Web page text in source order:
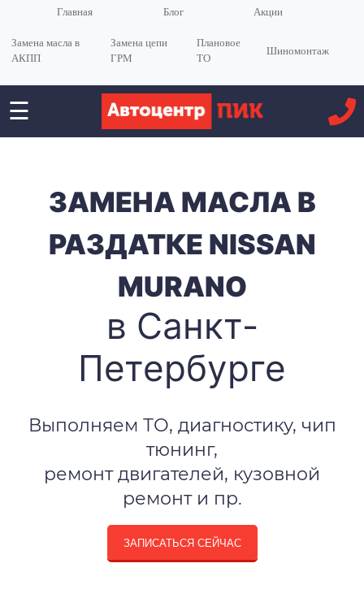
Главная Блог Акции
Замена масла в
АКПП
Замена цепи
ГРМ
Плановое
ТО
Шиномонтаж
☰
ЗАМЕНА МАСЛА В
РАЗДАТКЕ NISSAN
MURANO
в Санкт-
Петербурге
Выполняем ТО, диагностику, чип
тюнинг,
ремонт двигателей, кузовной
ремонт и пр.
ЗАПИСАТЬСЯ СЕЙЧАС